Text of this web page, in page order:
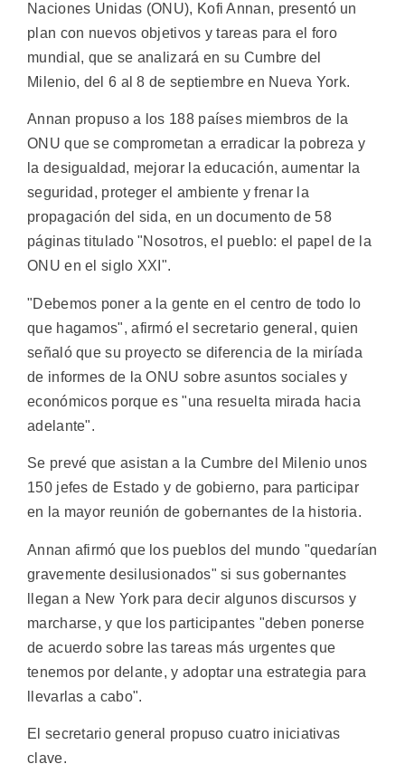
Naciones Unidas (ONU), Kofi Annan, presentó un
plan con nuevos objetivos y tareas para el foro
mundial, que se analizará en su Cumbre del
Milenio, del 6 al 8 de septiembre en Nueva York.
Annan propuso a los 188 países miembros de la
ONU que se comprometan a erradicar la pobreza y
la desigualdad, mejorar la educación, aumentar la
seguridad, proteger el ambiente y frenar la
propagación del sida, en un documento de 58
páginas titulado "Nosotros, el pueblo: el papel de la
ONU en el siglo XXI".
"Debemos poner a la gente en el centro de todo lo
que hagamos", afirmó el secretario general, quien
señaló que su proyecto se diferencia de la miríada
de informes de la ONU sobre asuntos sociales y
económicos porque es "una resuelta mirada hacia
adelante".
Se prevé que asistan a la Cumbre del Milenio unos
150 jefes de Estado y de gobierno, para participar
en la mayor reunión de gobernantes de la historia.
Annan afirmó que los pueblos del mundo "quedarían
gravemente desilusionados" si sus gobernantes
llegan a New York para decir algunos discursos y
marcharse, y que los participantes "deben ponerse
de acuerdo sobre las tareas más urgentes que
tenemos por delante, y adoptar una estrategia para
llevarlas a cabo".
El secretario general propuso cuatro iniciativas
clave.